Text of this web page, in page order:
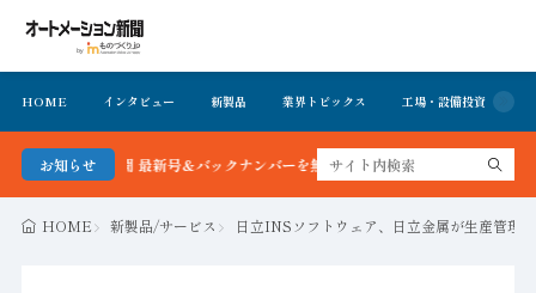
HOME インタビュー 新製品 業界トピックス 工場・設備投資
お知らせ
ョン新聞 最新号＆バックナンバーを無料で公開中 詳細はこちら
HOME 新製品/サービス 日立INSソフトウェア、日立金属が生産管